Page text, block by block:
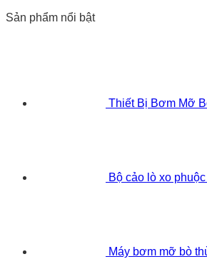
Sản phẩm nổi bật
Thiết Bị Bơm Mỡ
Bộ cảo lò xo
Máy bơm mỡ bò